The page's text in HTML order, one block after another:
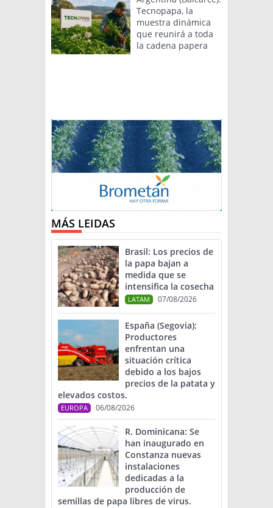
Tecnopapa, la
muestra dinámica
que reunirá a toda
la cadena papera
MÁS LEIDAS
Brasil: Los precios de
la papa bajan a
medida que se
intensifica la cosecha
LATAM 07/08/2026
España (Segovia):
Productores
enfrentan una
situación crítica
debido a los bajos
precios de la patata y
elevados costos.
EUROPA 06/08/2026
R. Dominicana: Se
han inaugurado en
Constanza nuevas
instalaciones
dedicadas a la
producción de
semillas de papa libres de virus.